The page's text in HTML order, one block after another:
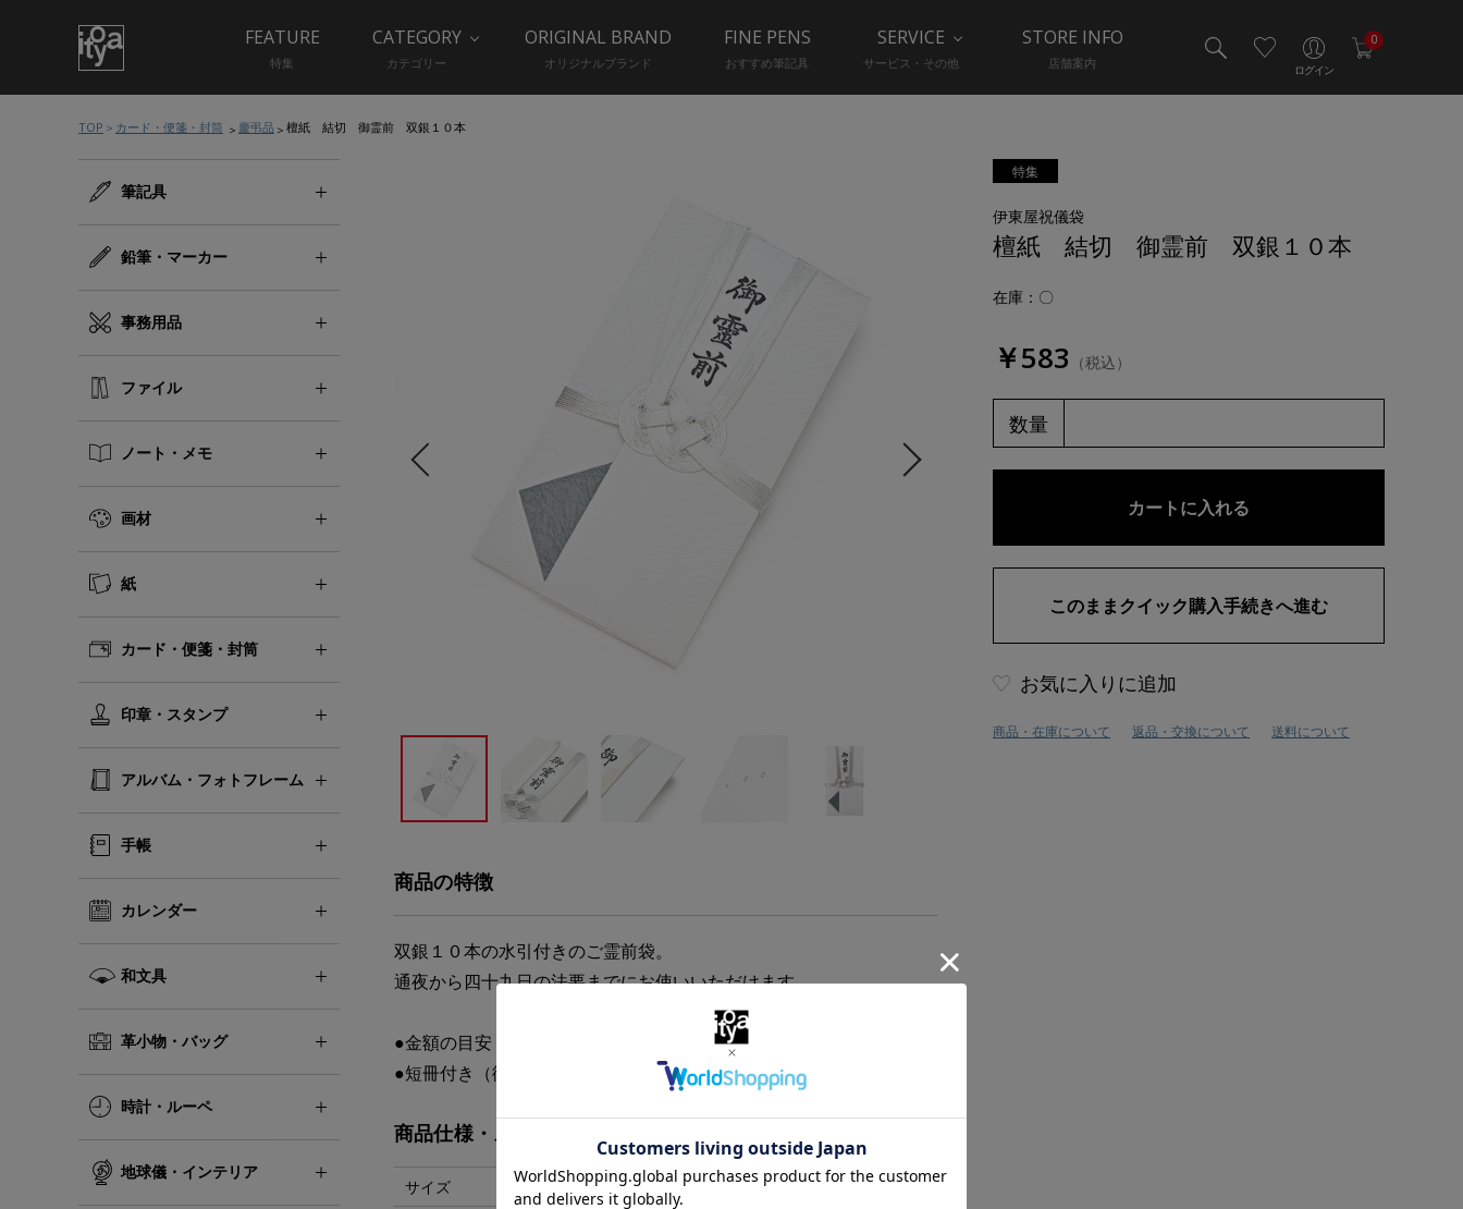
ログイン
0
FEATURE
特集
CATEGORY
カテゴリー
ORIGINAL BRAND
オリジナルブランド
FINE PENS
おすすめ筆記具
SERVICE
サービス・その他
STORE INFO
店舗案内
TOP カード・便箋・封筒 慶弔品 檀紙 結切 御霊前 双銀１０本
筆記具
鉛筆・マーカー
事務用品
ファイル
ノート・メモ
画材
紙
カード・便箋・封筒
印章・スタンプ
アルバム・フォトフレーム
手帳
カレンダー
和文具
革小物・バッグ
時計・ルーペ
地球儀・インテリア
特集
伊東屋祝儀袋
檀紙 結切 御霊前 双銀１０本
在庫：〇
￥583 （税込）
数量
お気に入りに追加
商品・在庫について 返品・交換について 送料について
商品の特徴
双銀１０本の水引付きのご霊前袋。
通夜から四十九日の法要までにお使いいただけます。
●金額の目安：３～１０万円用
●短冊付き（御靈前・無地）
商品仕様・スペック
サイズ
100 x 185 mm